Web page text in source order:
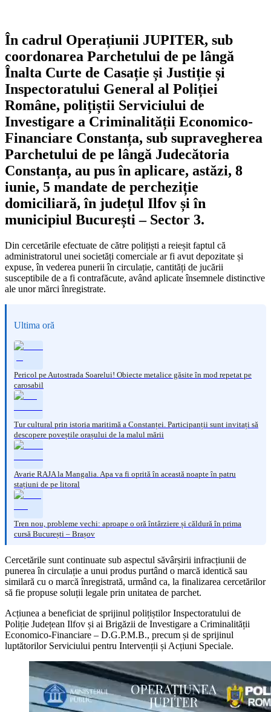
În cadrul Operațiunii JUPITER, sub
coordonarea Parchetului de pe lângă
Înalta Curte de Casație și Justiție și
Inspectoratului General al Poliției
Române, polițiștii Serviciului de
Investigare a Criminalității Economico-
Financiare Constanța, sub supravegherea
Parchetului de pe lângă Judecătoria
Constanța, au pus în aplicare, astăzi, 8
iunie, 5 mandate de percheziție
domiciliară, în județul Ilfov și în
municipiul București – Sector 3.
Din cercetările efectuate de către polițiști a reieșit faptul că
administratorul unei societăți comerciale ar fi avut depozitate și
expuse, în vederea punerii în circulație, cantități de jucării
susceptibile de a fi contrafăcute, având aplicate însemnele distinctive
ale unor mărci înregistrate.
Ultima oră
Pericol pe Autostrada Soarelui! Obiecte metalice găsite în mod repetat pe
carosabil
Tur cultural prin istoria maritimă a Constanței. Participanții sunt invitați să
descopere poveștile orașului de la malul mării
Avarie RAJA la Mangalia. Apa va fi oprită în această noapte în patru
stațiuni de pe litoral
Tren nou, probleme vechi: aproape o oră întârziere și căldură în prima
cursă București – Brașov
Cercetările sunt continuate sub aspectul săvârșirii infracțiunii de
punerea în circulație a unui produs purtând o marcă identică sau
similară cu o marcă înregistrată, urmând ca, la finalizarea cercetărilor
să fie propuse soluții legale prin unitatea de parchet.
Acțiunea a beneficiat de sprijinul polițiștilor Inspectoratului de
Poliție Județean Ilfov și ai Brigăzii de Investigare a Criminalității
Economico-Financiare – D.G.P.M.B., precum și de sprijinul
luptătorilor Serviciului pentru Intervenții și Acțiuni Speciale.